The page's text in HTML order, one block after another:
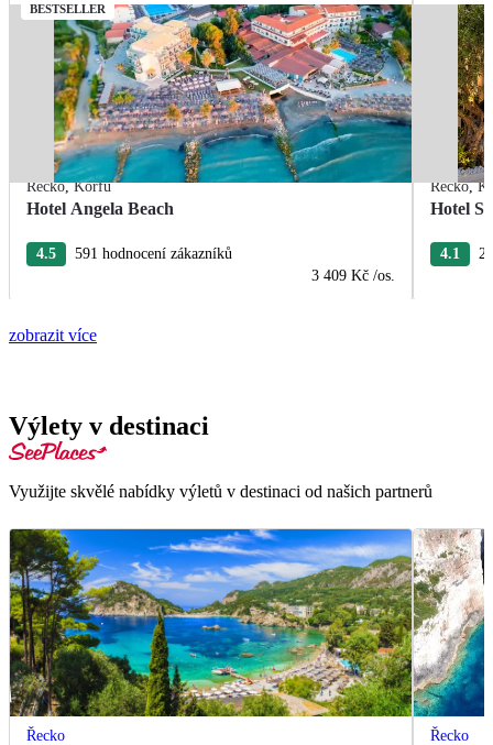
BESTSELLER
Řecko,Korfu
Hotel Angela Beach
4.5
591 hodnocení zákazníků
3 409 Kč /os.
Řecko,
Hotel
4.1
zobrazit více
Výlety v destinaci
Využijte skvělé nabídky výletů v destinaci od našich partnerů
Řecko Řecko